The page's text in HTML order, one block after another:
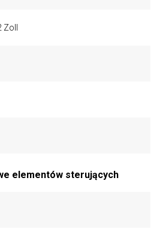
Zoll
elementów sterujących